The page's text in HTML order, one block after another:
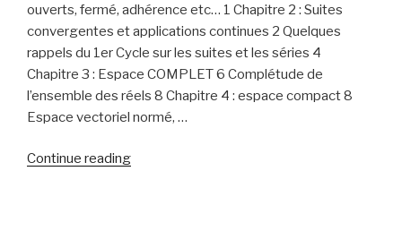
ouverts, fermé, adhérence etc… 1 Chapitre 2 : Suites
convergentes et applications continues 2 Quelques
rappels du 1er Cycle sur les suites et les séries 4
Chapitre 3 : Espace COMPLET 6 Complétude de
l’ensemble des réels 8 Chapitre 4 : espace compact 8
Espace vectoriel normé, …
Continue reading“Cours